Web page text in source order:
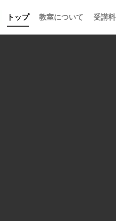
トップ 教室について 受講料